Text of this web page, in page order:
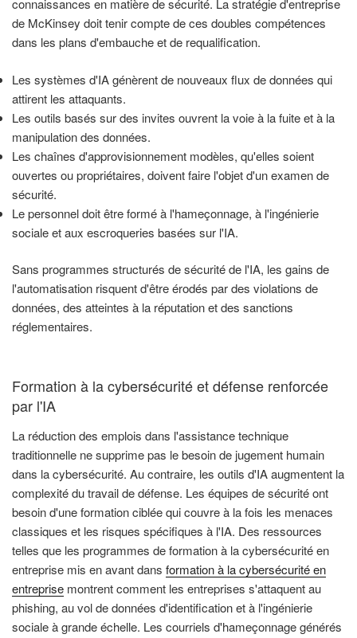
connaissances en matière de sécurité. La stratégie d'entreprise
de McKinsey doit tenir compte de ces doubles compétences
dans les plans d'embauche et de requalification.
Les systèmes d'IA génèrent de nouveaux flux de données qui
attirent les attaquants.
Les outils basés sur des invites ouvrent la voie à la fuite et à la
manipulation des données.
Les chaînes d'approvisionnement modèles, qu'elles soient
ouvertes ou propriétaires, doivent faire l'objet d'un examen de
sécurité.
Le personnel doit être formé à l'hameçonnage, à l'ingénierie
sociale et aux escroqueries basées sur l'IA.
Sans programmes structurés de sécurité de l'IA, les gains de
l'automatisation risquent d'être érodés par des violations de
données, des atteintes à la réputation et des sanctions
réglementaires.
Formation à la cybersécurité et défense renforcée
par l'IA
La réduction des emplois dans l'assistance technique
traditionnelle ne supprime pas le besoin de jugement humain
dans la cybersécurité. Au contraire, les outils d'IA augmentent la
complexité du travail de défense. Les équipes de sécurité ont
besoin d'une formation ciblée qui couvre à la fois les menaces
classiques et les risques spécifiques à l'IA. Des ressources
telles que les programmes de formation à la cybersécurité en
entreprise mis en avant dans formation à la cybersécurité en
entreprise montrent comment les entreprises s'attaquent au
phishing, au vol de données d'identification et à l'ingénierie
sociale à grande échelle. Les courriels d'hameçonnage générés